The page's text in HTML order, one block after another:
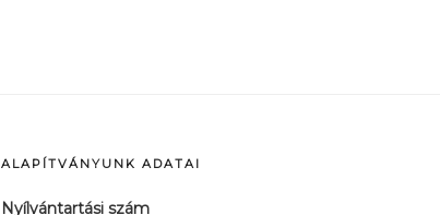
ALAPÍTVÁNYUNK ADATAI
Nyílvántartási szám